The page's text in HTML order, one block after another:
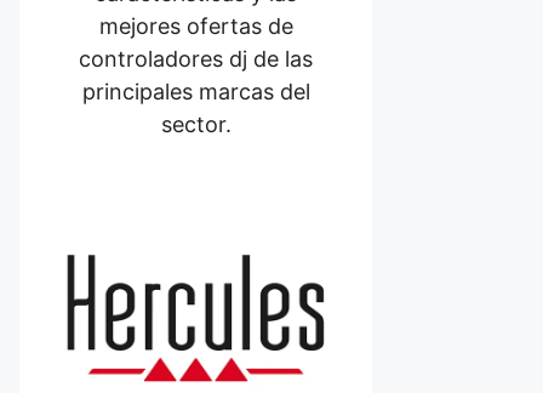
mejores ofertas de
controladores dj de las
principales marcas del
sector.